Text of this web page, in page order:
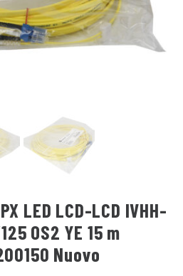
LED LCD-LCD IVHH-
OS2 YE 15 m
Nuovo